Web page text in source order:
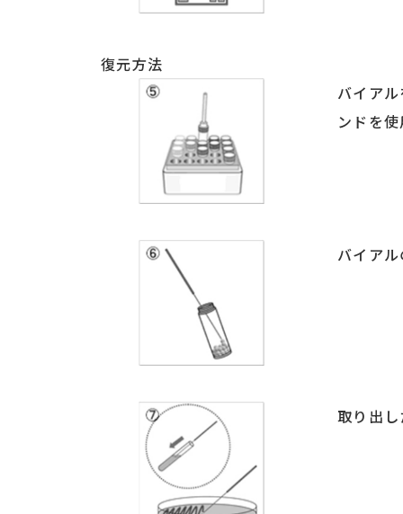
復元方法
バイア
ンドを
バイア
取り出